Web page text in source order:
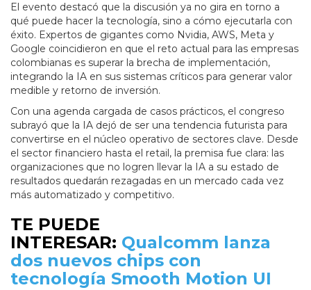
El evento destacó que la discusión ya no gira en torno a
qué puede hacer la tecnología, sino a cómo ejecutarla con
éxito. Expertos de gigantes como Nvidia, AWS, Meta y
Google coincidieron en que el reto actual para las empresas
colombianas es superar la brecha de implementación,
integrando la IA en sus sistemas críticos para generar valor
medible y retorno de inversión.
Con una agenda cargada de casos prácticos, el congreso
subrayó que la IA dejó de ser una tendencia futurista para
convertirse en el núcleo operativo de sectores clave. Desde
el sector financiero hasta el retail, la premisa fue clara: las
organizaciones que no logren llevar la IA a su estado de
resultados quedarán rezagadas en un mercado cada vez
más automatizado y competitivo.
TE PUEDE
INTERESAR: Qualcomm lanza
dos nuevos chips con
tecnología Smooth Motion UI